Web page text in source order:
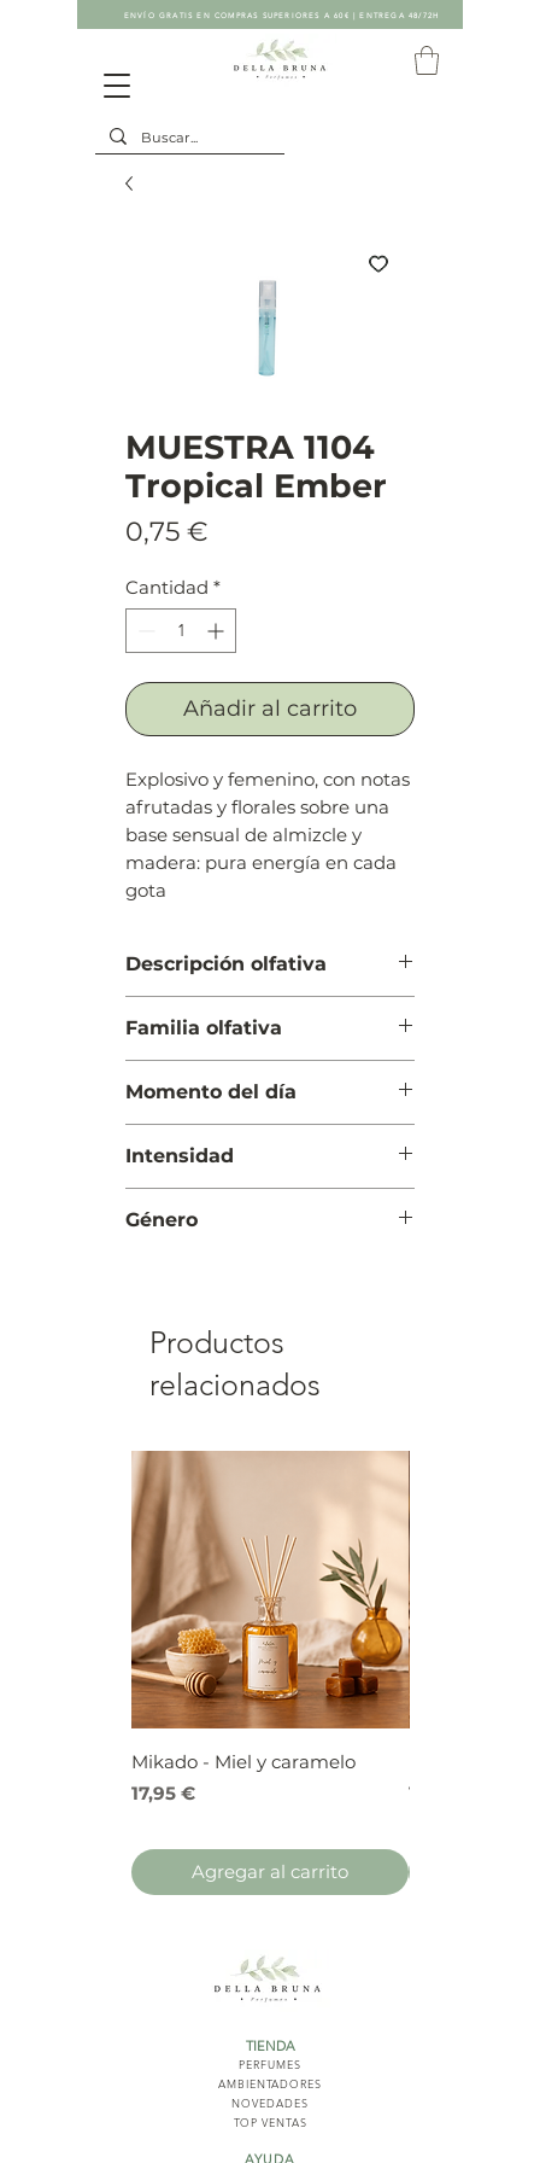
ENVÍO GRATIS EN COMPRAS SUPERIORES A 60€ | ENTREGA 48/72H
MUESTRA 1104
Tropical Ember
0,75 €
Cantidad *
Añadir al carrito
Explosivo y femenino, con notas
afrutadas y florales sobre una
base sensual de almizcle y
madera: pura energía en cada
gota
Descripción olfativa
Cuerpo: Peonía roja y frangipani
(plumeria, plumaria, atapaima)
Fondo: Vainilla y pachulí
Familia olfativa
Momento del día
Intensidad
Género
Productos
relacionados
Mikado - Miel y caramelo
Precio
17,95 €
Agregar al carrito
Precio
17,95 €
TIENDA
PERFUMES
AMBIENTADORES
NOVEDADES
TOP VENTAS
AYUDA